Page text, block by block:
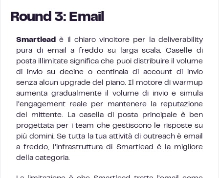
Round 3: Email
Smartlead
è il chiaro vincitore per la deliverability
pura di email a freddo su larga scala. Caselle di
posta illimitate significa che puoi distribuire il volume
di invio su decine o centinaia di account di invio
senza alcun upgrade del piano. Il motore di warmup
aumenta gradualmente il volume di invio e simula
l’engagement reale per mantenere la reputazione
del mittente. La casella di posta principale è ben
progettata per i team che gestiscono le risposte su
più domini. Se tutta la tua attività di outreach è email
a freddo, l’infrastruttura di Smartlead è la migliore
della categoria.